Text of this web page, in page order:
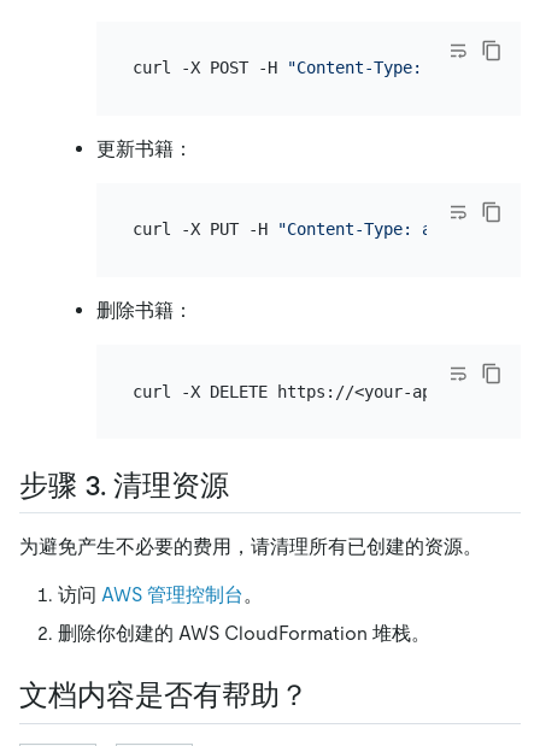
curl -X POST -H "Content-Type:
更新书籍：
curl -X PUT -H "Content-Type:
删除书籍：
步骤 3. 清理资源
为避免产生不必要的费用，请清理所有已创建的资源。
访问 AWS 管理控制台。
删除你创建的 AWS CloudFormation 堆栈。
文档内容是否有帮助？